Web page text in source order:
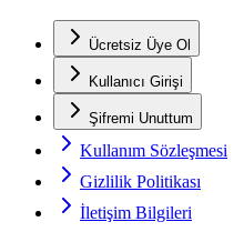
Ücretsiz Üye Ol
Kullanıcı Girişi
Şifremi Unuttum
Kullanım Sözleşmesi
Gizlilik Politikası
İletişim Bilgileri